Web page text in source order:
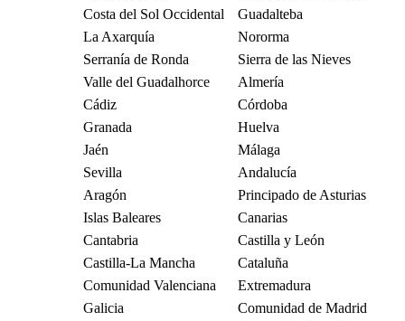
Costa del Sol Occidental
Guadalteba
La Axarquía
Nororma
Serranía de Ronda
Sierra de las Nieves
Valle del Guadalhorce
Almería
Cádiz
Córdoba
Granada
Huelva
Jaén
Málaga
Sevilla
Andalucía
Aragón
Principado de Asturias
Islas Baleares
Canarias
Cantabria
Castilla y León
Castilla-La Mancha
Cataluña
Comunidad Valenciana
Extremadura
Galicia
Comunidad de Madrid